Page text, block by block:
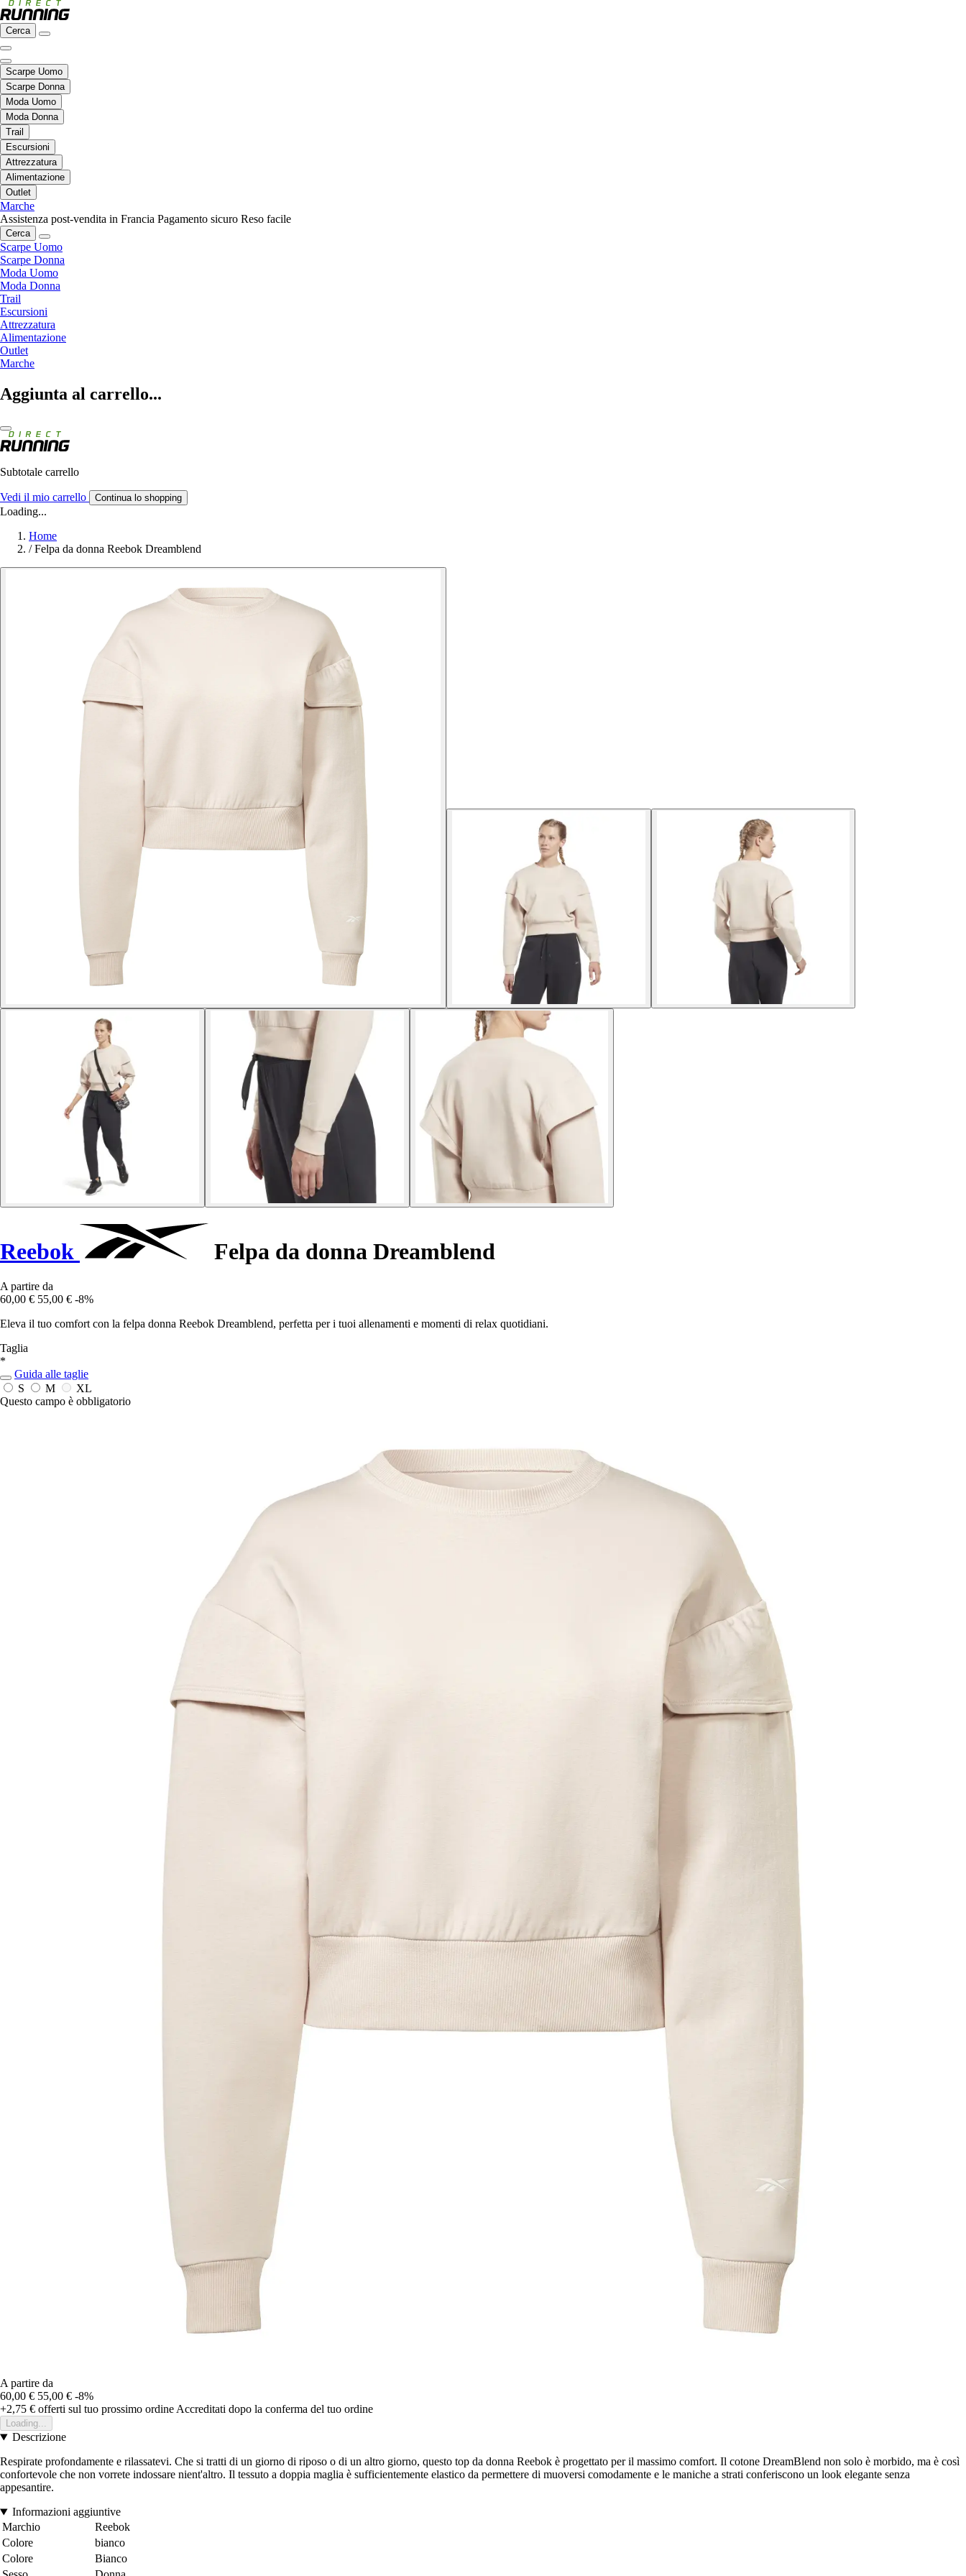
Cerca
Scarpe Uomo
Scarpe Donna
Moda Uomo
Moda Donna
Trail
Escursioni
Attrezzatura
Alimentazione
Outlet
Marche
Assistenza post-vendita in Francia Pagamento sicuro Reso facile
Cerca
Scarpe Uomo
Scarpe Donna
Moda Uomo
Moda Donna
Trail
Escursioni
Attrezzatura
Alimentazione
Outlet
Marche
Aggiunta al carrello...
Subtotale carrello
Vedi il mio carrello Continua lo shopping
Loading...
Home
/ Felpa da donna Reebok Dreamblend
Reebok Felpa da donna Dreamblend
A partire da
60,00 € 55,00 € -8%
Eleva il tuo comfort con la felpa donna Reebok Dreamblend, perfetta per i tuoi allenamenti e momenti di relax quotidiani.
Taglia
*
Guida alle taglie
S
M
XL
Questo campo è obbligatorio
A partire da
60,00 € 55,00 € -8%
+2,75 € offerti sul tuo prossimo ordine Accreditati dopo la conferma del tuo ordine
Loading...
Descrizione
Respirate profondamente e rilassatevi. Che si tratti di un giorno di riposo o di un altro giorno, questo top da donna Reebok è progettato per il massimo comfort. Il cotone DreamBlend non solo è morbido, ma è così
confortevole che non vorrete indossare nient'altro. Il tessuto a doppia maglia è sufficientemente elastico da permettere di muoversi comodamente e le maniche a strati conferiscono un look elegante senza
appesantire.
Informazioni aggiuntive
Marchio
Reebok
Colore
bianco
Colore
Bianco